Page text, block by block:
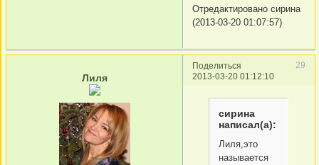
Отредактировано сирина
(2013-03-20 01:07:57)
Поделиться
29
2013-03-20 01:12:10
Лиля
сирина
написал(а):
Лиля,это
называется